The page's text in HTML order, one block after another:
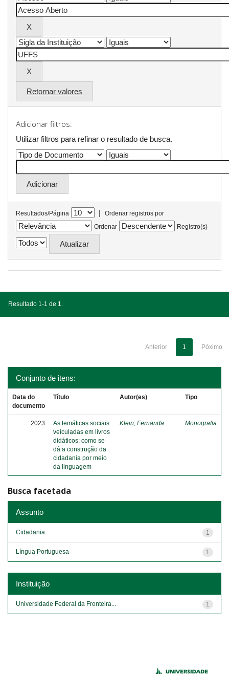
Retornar valores
Adicionar filtros:
Utilizar filtros para refinar o resultado de busca.
Resultados/Página |
Ordenar registros por
Ordenar
Registro(s)
Resultado 1-1 de 1.
Anterior 1 Póximo
Conjunto de itens:
Data do
documento
Título Autor(es) Tipo
2023
As temáticas sociais
veiculadas em livros
didáticos: como se
dá a construção da
cidadania por meio
da linguagem
Klein, Fernanda Monografia
Busca facetada
Assunto
1
Cidadania
1
Língua Portuguesa
Instituição
1
Universidade Federal da Fronteira...